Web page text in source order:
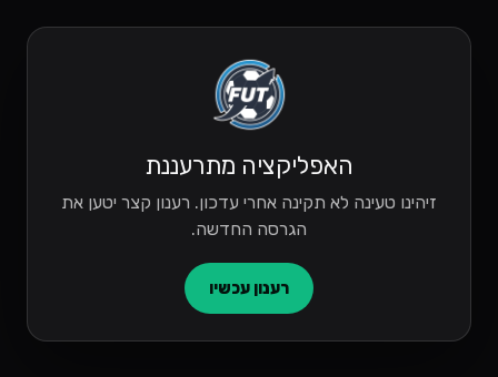
האפליקציה מתרעננת
זיהינו טעינה לא תקינה אחרי עדכון. רענון קצר יטען את
הגרסה החדשה.
רענון עכשיו